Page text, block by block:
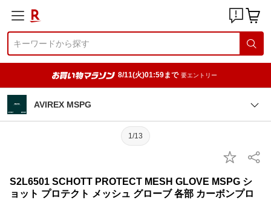
8/11(火)01:59まで 要エントリー
AVIREX MSPG
1/13
S2L6501 SCHOTT PROTECT MESH GLOVE MSPG シ
ョット プロテクト メッシュ グローブ 各部 カーボンプロ